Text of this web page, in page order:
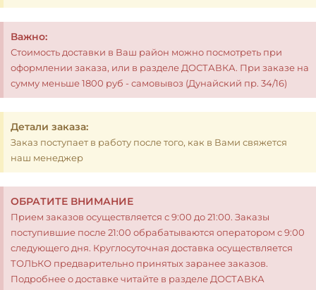
Важно:
Стоимость доставки в Ваш район можно посмотреть при
оформлении заказа, или в разделе ДОСТАВКА. При заказе на
сумму меньше 1800 руб - самовывоз (Дунайский пр. 34/16)
Детали заказа:
Заказ поступает в работу после того, как в Вами свяжется
наш менеджер
ОБРАТИТЕ ВНИМАНИЕ
Прием заказов осуществляется с 9:00 до 21:00. Заказы
поступившие после 21:00 обрабатываются оператором с 9:00
следующего дня. Круглосуточная доставка осуществляется
ТОЛЬКО предварительно принятых заранее заказов.
Подробнее о доставке читайте в разделе ДОСТАВКА